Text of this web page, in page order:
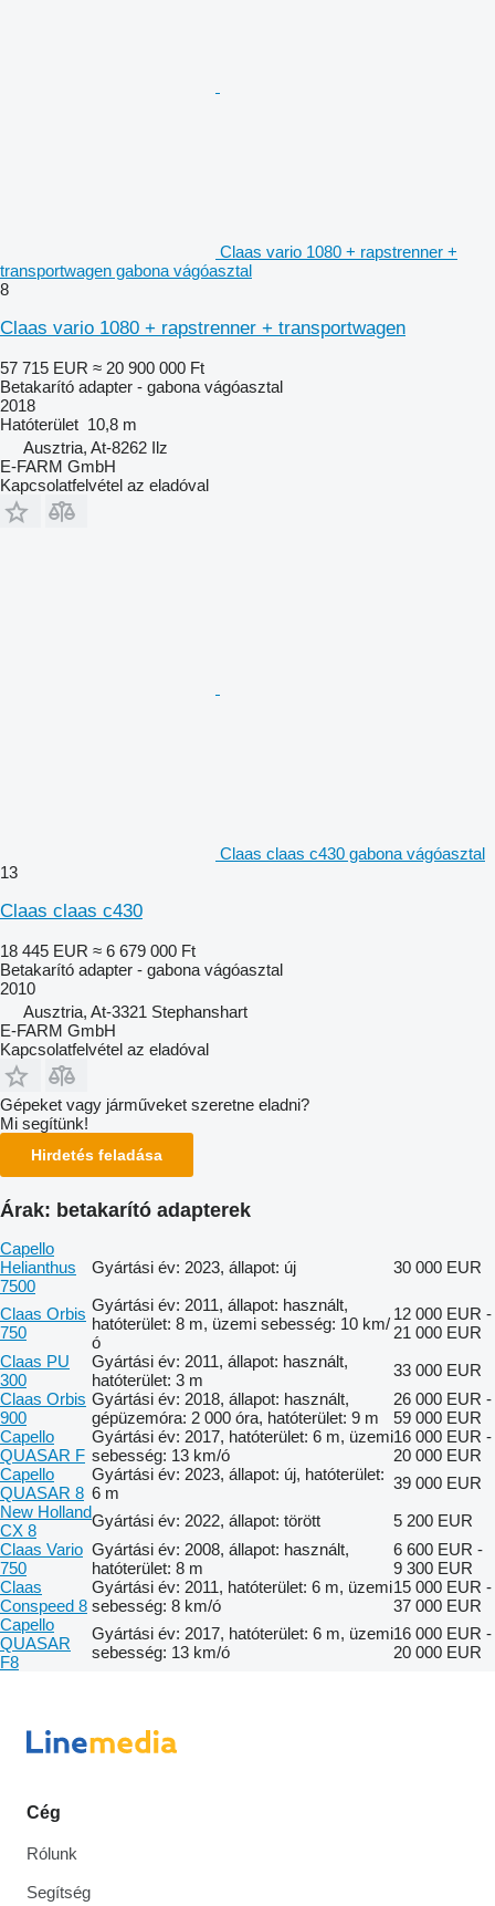
Claas vario 1080 + rapstrenner +
transportwagen gabona vágóasztal
8
Claas vario 1080 + rapstrenner + transportwagen
57 715 EUR ≈ 20 900 000 Ft
Betakarító adapter - gabona vágóasztal
2018
Hatóterület 10,8 m
Ausztria, At-8262 Ilz
E-FARM GmbH
Kapcsolatfelvétel az eladóval
Claas claas c430 gabona vágóasztal
13
Claas claas c430
18 445 EUR ≈ 6 679 000 Ft
Betakarító adapter - gabona vágóasztal
2010
Ausztria, At-3321 Stephanshart
E-FARM GmbH
Kapcsolatfelvétel az eladóval
Gépeket vagy járműveket szeretne eladni?
Mi segítünk!
Hirdetés feladása
Árak: betakarító adapterek
Capello
Helianthus
7500
Gyártási év: 2023, állapot: új 30 000 EUR
Claas Orbis
750
Gyártási év: 2011, állapot: használt,
hatóterület: 8 m, üzemi sebesség: 10 km/
ó
12 000 EUR -
21 000 EUR
Claas PU
300
Gyártási év: 2011, állapot: használt,
hatóterület: 3 m
33 000 EUR
Claas Orbis
900
Gyártási év: 2018, állapot: használt,
gépüzemóra: 2 000 óra, hatóterület: 9 m
26 000 EUR -
59 000 EUR
Capello
QUASAR F
Gyártási év: 2017, hatóterület: 6 m, üzemi
sebesség: 13 km/ó
16 000 EUR -
20 000 EUR
Capello
QUASAR 8
Gyártási év: 2023, állapot: új, hatóterület:
6 m
39 000 EUR
New Holland
CX 8
Gyártási év: 2022, állapot: törött
5 200 EUR
Claas Vario
750
Gyártási év: 2008, állapot: használt,
hatóterület: 8 m
6 600 EUR -
9 300 EUR
Claas
Conspeed 8
Gyártási év: 2011, hatóterület: 6 m, üzemi
sebesség: 8 km/ó
15 000 EUR -
37 000 EUR
Capello
QUASAR
F8
Gyártási év: 2017, hatóterület: 6 m, üzemi
sebesség: 13 km/ó
16 000 EUR -
20 000 EUR
Cég
Rólunk
Segítség